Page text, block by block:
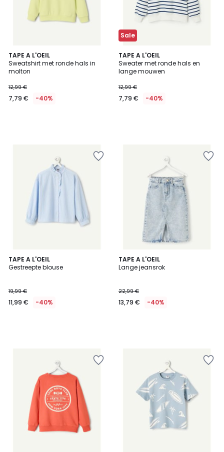
TAPE A L'OEIL
Sweatshirt met ronde hals in
molton
12,99 €
7,79 € -40%
Sale
TAPE A L'OEIL
Sweater met ronde hals en
lange mouwen
12,99 €
7,79 € -40%
TAPE A L'OEIL
Gestreepte blouse
19,99 €
11,99 € -40%
TAPE A L'OEIL
Lange jeansrok
22,99 €
13,79 € -40%